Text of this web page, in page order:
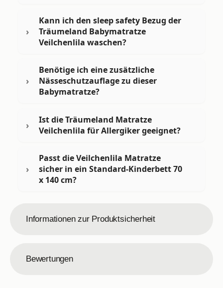
Kann ich den sleep safety Bezug der
Träumeland Babymatratze
Veilchenlila waschen?
Benötige ich eine zusätzliche
Nässeschutzauflage zu dieser
Babymatratze?
Ist die Träumeland Matratze
Veilchenlila für Allergiker geeignet?
Passt die Veilchenlila Matratze
sicher in ein Standard-Kinderbett 70
x 140 cm?
Informationen zur Produktsicherheit
Bewertungen